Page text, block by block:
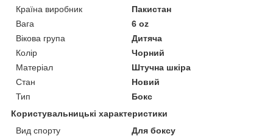
Країна виробник
Пакистан
Вага
6 oz
Вікова група
Дитяча
Колір
Чорний
Матеріал
Штучна шкіра
Стан
Новий
Тип
Бокс
Користувальницькі характеристики
Вид спорту
Для боксу